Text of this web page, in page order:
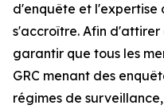
d'enquête et
s'accroître. Afin
garantir que tous les
GRC menant des
régimes de